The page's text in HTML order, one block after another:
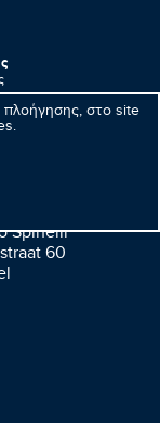
πλοήγησης, στο site
Spinelli
60